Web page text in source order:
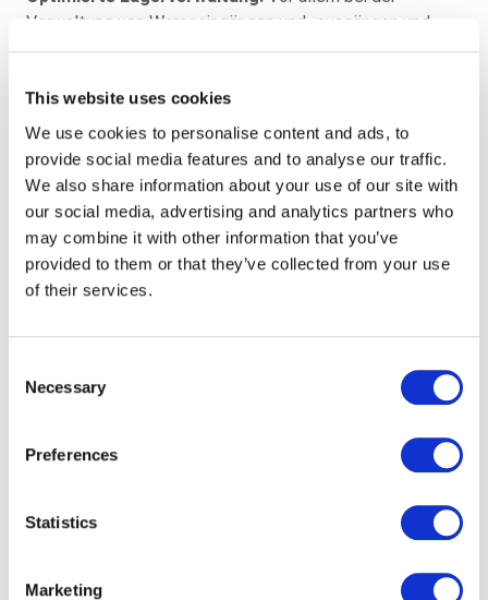
This website uses cookies
We use cookies to personalise content and ads, to
provide social media features and to analyse our traffic.
We also share information about your use of our site with
our social media, advertising and analytics partners who
may combine it with other information that you’ve
provided to them or that they’ve collected from your use
of their services.
Selection
Necessary
Preferences
Statistics
Marketing
Verwaltung von Wareneingängen und -ausgängen und
beim Retourenmanagement könnt ihr Aufwand und
Netzwerk für euch die professionelle Lagerverwaltung
und stellen sicher, dass ihr alle einschlägigen Potenziale
nutzt. Übersichtlichkeit und Kostentransparenz sind für
uns selbstverständlich.
Zu unseren Dienstleistungen
gehören:
Wareneingang
Einlagerung und Bestandsführung mit modernen
Versandabwicklung (z.B. auch unter Nutzung
Retourenbearbeitung
Transparenter Informationsfluss für den Überblick